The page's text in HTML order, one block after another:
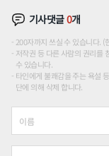
기사댓글0개
200자까지 쓰실 수 있습니다.
저작권 등 다른 사람의 권리를
수 있습니다.
타인에게 불쾌감을 주는 욕설
단에 의해 삭제 합니다.